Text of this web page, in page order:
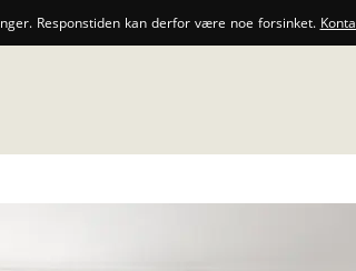
Responstiden kan derfor være noe forsinket.